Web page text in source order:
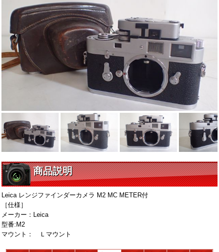
商品説明
Leica レンジファインダーカメラ M2 MC METER付
［仕様］
メーカー：Leica
型番:M2
マウント： Ｌマウント